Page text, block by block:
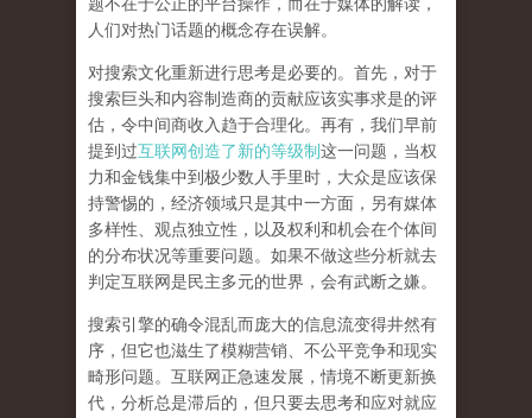
人们对热门话题的概念存在误解。
对搜索文化重新进行思考是必要的。首先，对于
搜索巨头和内容制造商的贡献应该实事求是的评
估，令中间商收入趋于合理化。再有，我们早前
提到过互联网创造了新的等级制这一问题，当权
力和金钱集中到极少数人手里时，大众是应该保
持警惕的，经济领域只是其中一方面，另有媒体
多样性、观点独立性，以及权利和机会在个体间
的分布状况等重要问题。 如果不做这些分析就去
判定互联网是民主多元的世界，会有武断之嫌。
搜索引擎的确令混乱而庞大的信息流变得井然有
序，但它也滋生了模糊营销、不公平竞争和现实
畸形问题。互联网正急速发展，情境不断更新换
代，分析总是滞后的，但只要去思考和应对就应